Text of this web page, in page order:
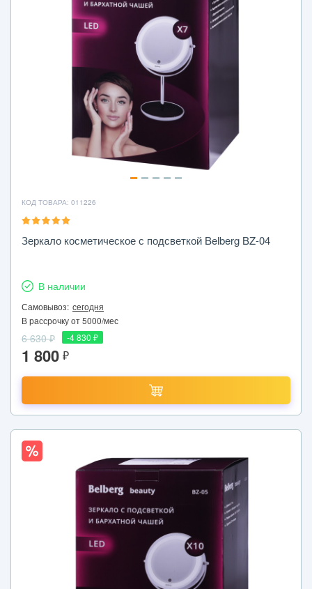
КОД ТОВАРА: 011226
Зеркало косметическое с подсветкой Belberg BZ-04
В наличии
Самовывоз: сегодня
В рассрочку от 5000/мес
6 630 ₽ -4 830 ₽
1 800 ₽